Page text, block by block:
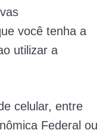
você tenha a
utilizar a
celular, entre
Federal ou